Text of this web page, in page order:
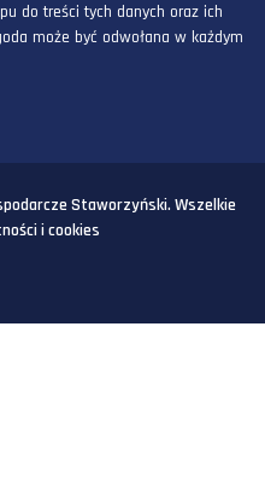
do treści tych danych oraz ich
może być odwołana w każdym
Staworzyński. Wszelkie
i cookies